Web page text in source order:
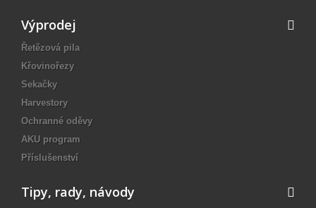
Výprodej
Řetězová pila
Křovinořezy
Sekačky
Harvestory
Ochranné oděvy
AKU program
Příslušenství
Tipy, rady, návody